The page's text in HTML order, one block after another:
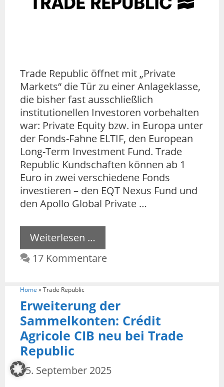
Trade Republic öffnet mit „Private
Markets“ die Tür zu einer Anlageklasse,
die bisher fast ausschließlich
institutionellen Investoren vorbehalten
war: Private Equity bzw. in Europa unter
der Fonds-Fahne ELTIF, den European
Long-Term Investment Fund. Trade
Republic Kundschaften können ab 1
Euro in zwei verschiedene Fonds
investieren – den EQT Nexus Fund und
den Apollo Global Private …
Weiterlesen …
17 Kommentare
Home »Trade Republic
Erweiterung der
Sammelkonten: Crédit
Agricole CIB neu bei Trade
Republic
15. September 2025